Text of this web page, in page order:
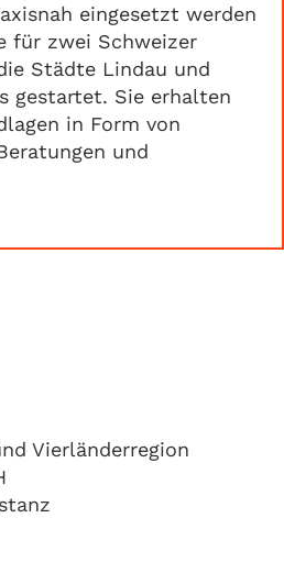
eingesetzt werden
für zwei Schweizer
Städte Lindau und
gestartet. Sie erhalten
in Form von
und
Vierländerregion